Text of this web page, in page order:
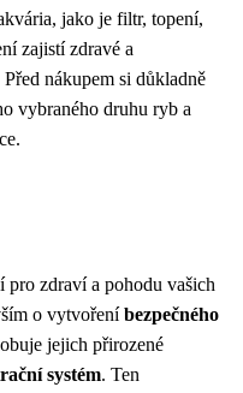
jako je filtr, topení,
zajistí zdravé a
nákupem si důkladně
vybraného druhu ryb a
pro zdraví a pohodu vašich
o vytvořeníbezpečného
jejich přirozené
systém. Ten